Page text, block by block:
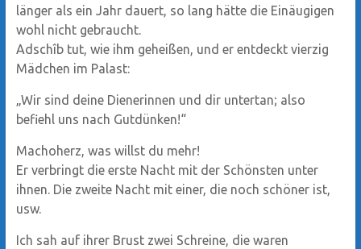
länger als ein Jahr dauert, so lang hätte die Einäugigen
wohl nicht gebraucht.
Adschîb tut, wie ihm geheißen, und er entdeckt vierzig
Mädchen im Palast:
„Wir sind deine Dienerinnen und dir untertan; also
befiehl uns nach Gutdünken!“
Machoherz, was willst du mehr!
Er verbringt die erste Nacht mit der Schönsten unter
ihnen. Die zweite Nacht mit einer, die noch schöner ist,
usw.
Ich sah auf ihrer Brust zwei Schreine, die waren